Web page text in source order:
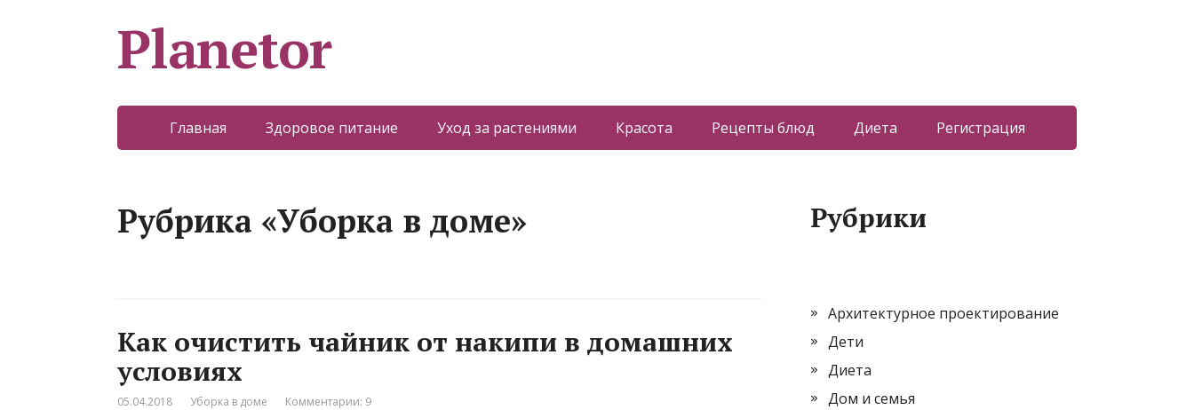
Planetor
Главная Здоровое питание Уход за растениями Красота Рецепты блюд Диета Регистрация
Рубрика «Уборка в доме»
Как очистить чайник от накипи в домашних
условиях
05.04.2018 Уборка в доме Комментарии: 9
Рубрики
Архитектурное проектирование
Дети
Диета
Дом и семья